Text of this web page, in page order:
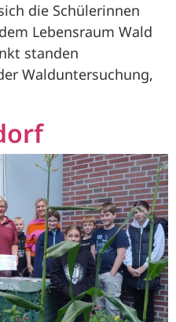
die Schülerinnen
Lebensraum Wald
standen
Walduntersuchung,